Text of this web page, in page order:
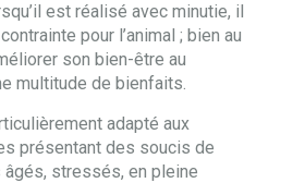
est réalisé avec minutie, il
pour l’animal ; bien au
son bien-être au
multitude de bienfaits.
adapté aux
présentant des soucis de
stressés, en pleine